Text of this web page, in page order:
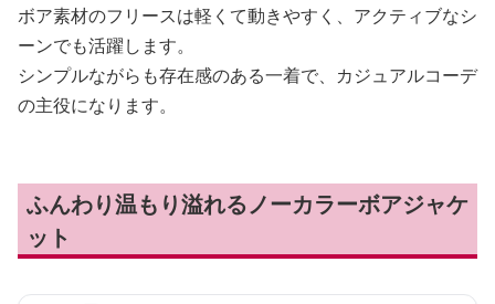
ボア素材のフリースは軽くて動きやすく、アクティブなシ
ーンでも活躍します。
シンプルながらも存在感のある一着で、カジュアルコーデ
の主役になります。
ふんわり温もり溢れるノーカラーボアジャケ
ット